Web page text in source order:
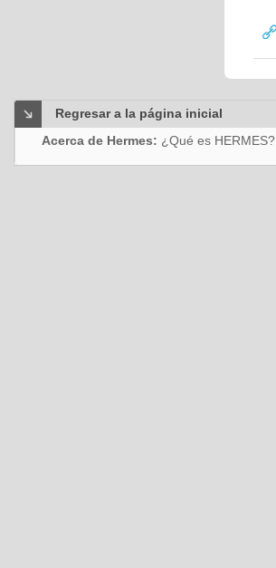
Regresar a la página inicial
Acerca de Hermes: ¿Qué es HERMES?